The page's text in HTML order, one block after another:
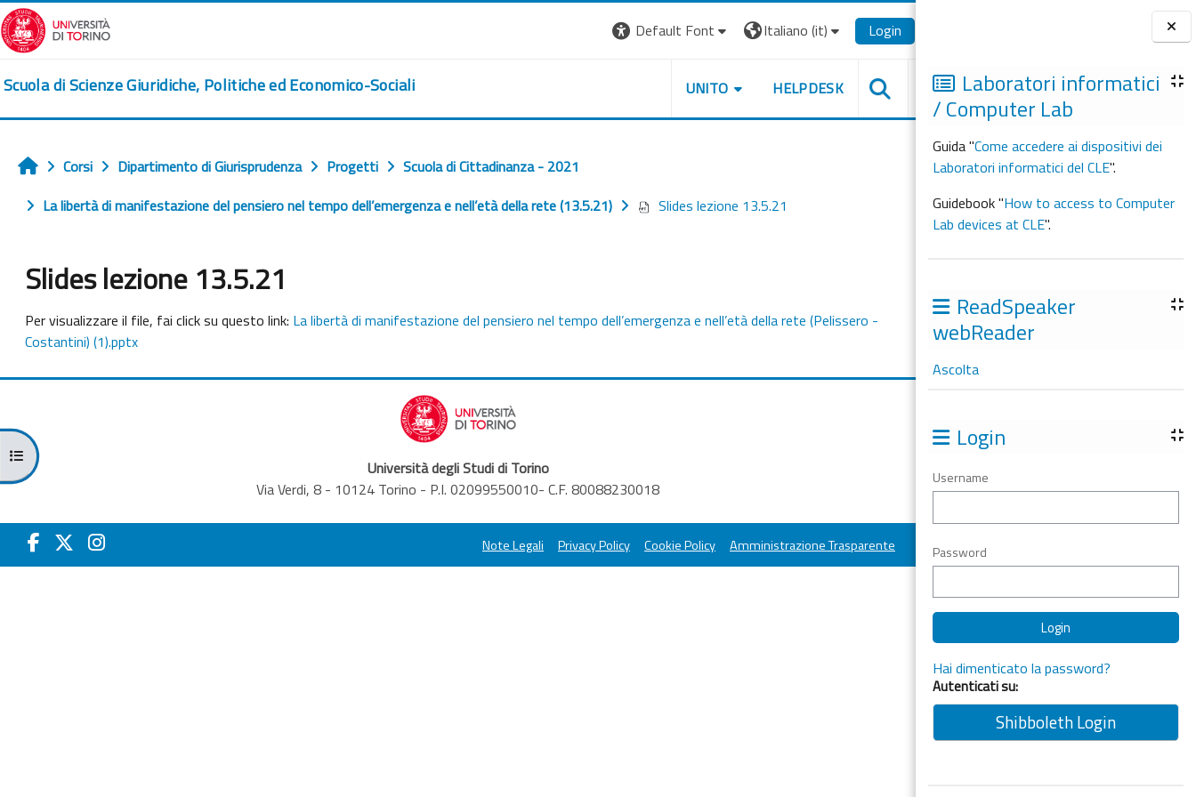
Vai al contenuto principale
Blocchi
Laboratori informatici
/ Computer Lab
Guida "Come accedere ai dispositivi dei
Laboratori informatici del CLE".
Guidebook "How to access to Computer
Lab devices at CLE".
ReadSpeaker
webReader
Ascolta
Login
Username
Password
Hai dimenticato la password?
Autenticati su:
Shibboleth Login
Default Font Italiano ‎(it)‎ Login
Scuola di Scienze Giuridiche, Politiche ed Economico-Sociali UNITO HELPDESK
Apri indice del corso
Home
Corsi Dipartimento di Giurisprudenza Progetti
Scuola di Cittadinanza - 2021
La libertà di manifestazione del pensiero nel tempo dell’emergenza e nell’età della rete (13.5.21)
Slides lezione 13.5.21
Slides lezione 13.5.21
Aggregazione dei criteri
Per visualizzare il file, fai click su questo link: La libertà di manifestazione del pensiero nel tempo dell’emergenza e nell’età della rete (Pelissero -
Costantini) (1).pptx
Università degli Studi di Torino
Via Verdi, 8 - 10124 Torino - P.I. 02099550010- C.F. 80088230018
Note Legali Privacy Policy Cookie Policy Amministrazione Trasparente